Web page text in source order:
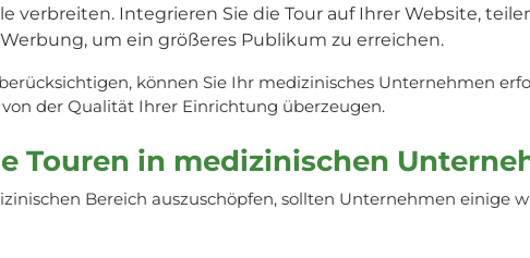
verbreiten. Integrieren Sie die Tour auf Ihrer Website,
um ein größeres Publikum zu erreichen.
können Sie Ihr medizinisches Unternehmen
der Qualität Ihrer Einrichtung überzeugen.
Touren in medizinischen
Bereich auszuschöpfen, sollten Unternehmen einige